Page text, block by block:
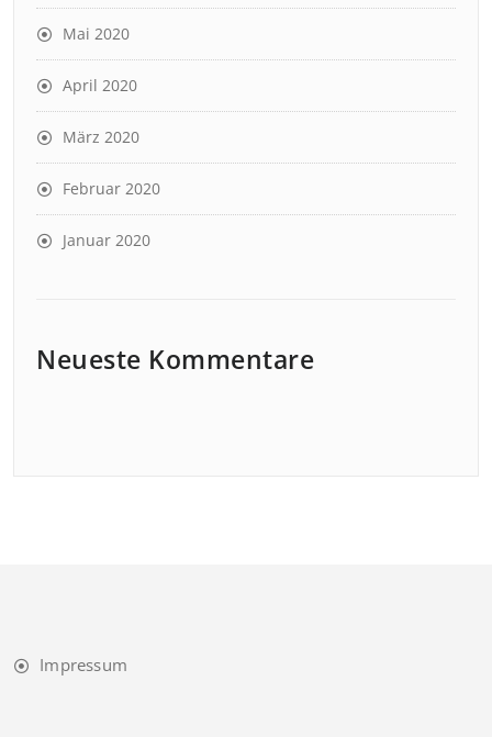
Mai 2020
April 2020
März 2020
Februar 2020
Januar 2020
Neueste Kommentare
Impressum